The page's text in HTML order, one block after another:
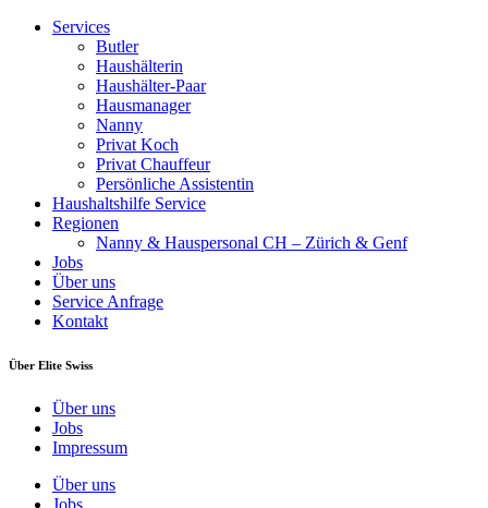
Services
Butler
Haushälterin
Haushälter-Paar
Hausmanager
Nanny
Privat Koch
Privat Chauffeur
Persönliche Assistentin
Haushaltshilfe Service
Regionen
Nanny & Hauspersonal CH – Zürich & Genf
Jobs
Über uns
Service Anfrage
Kontakt
Über Elite Swiss
Über uns
Jobs
Impressum
Über uns
Jobs